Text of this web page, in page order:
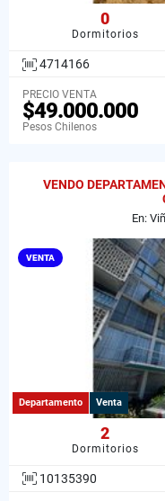
0
Dormitorios
4714166
PRECIO VENTA
$49.000.000
Pesos Chilenos
VENDO
En:
VENTA
Departamento Venta
2
Dormitorios
10135390